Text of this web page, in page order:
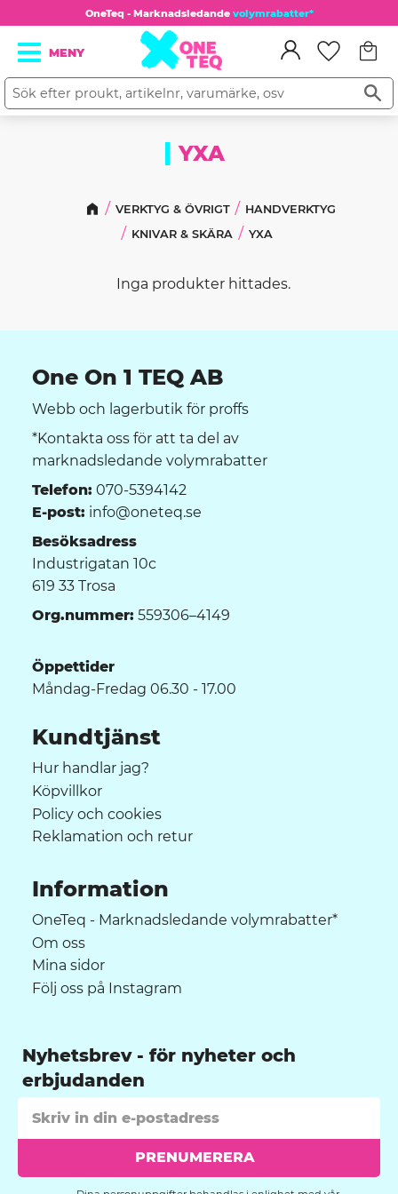
Meny
OneTeq - Marknadsledande volymrabatter*
YXA
VERKTYG & ÖVRIGT
HANDVERKTYG
KNIVAR & SKÄRA
YXA
Inga produkter hittades.
One On 1 TEQ AB
Webb och lagerbutik för proffs
*Kontakta oss för att ta del av
marknadsledande volymrabatter
Telefon: 070-5394142
E-post: info@oneteq.se
Besöksadress
Industrigatan 10c
619 33 Trosa
Org.nummer: 559306–4149
Öppettider
Måndag-Fredag 06.30 - 17.00
Kundtjänst
Hur handlar jag?
Köpvillkor
Policy och cookies
Reklamation och retur
Information
OneTeq - Marknadsledande volymrabatter*
Om oss
Mina sidor
Följ oss på Instagram
Nyhetsbrev
PRENUMERERA